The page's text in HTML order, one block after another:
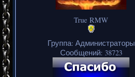
True RMW
Группа: Администраторы
Сообщений: 38723